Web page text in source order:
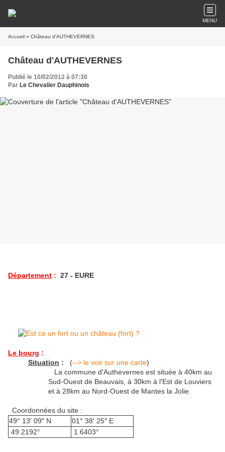
MENU
Accueil » Château d'AUTHEVERNES
Château d'AUTHEVERNES
Publié le 10/02/2012 à 07:30
Par Le Chevalier Dauphinois
Département : 27 - EURE
Le bourg :
Situation : (--> le voir sur une carte)
La commune d'Authevernes est située à 40km au
Sud-Ouest de Beauvais, à 30km à l'Est de Louviers
et à 28km au Nord-Ouest de Mantes la Jolie.
Coordonnées du site :
49° 13′ 09″ N
01° 38′ 25″ E
49.2192°
1.6403°